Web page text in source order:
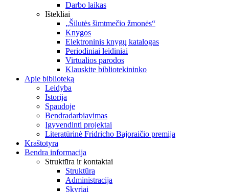
Darbo laikas
Ištekliai
„Šilutės šimtmečio žmonės“
Knygos
Elektroninis knygų katalogas
Periodiniai leidiniai
Virtualios parodos
Klauskite bibliotekininko
Apie biblioteką
Leidyba
Istorija
Spaudoje
Bendradarbiavimas
Įgyvendinti projektai
Literatūrinė Fridricho Bajoraičio premija
Kraštotyra
Bendra informacija
Struktūra ir kontaktai
Struktūra
Administracija
Skyriai